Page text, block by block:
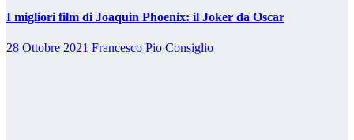
I migliori film di Joaquin Phoenix: il Joker da Oscar
28 Ottobre 2021 Francesco Pio Consiglio